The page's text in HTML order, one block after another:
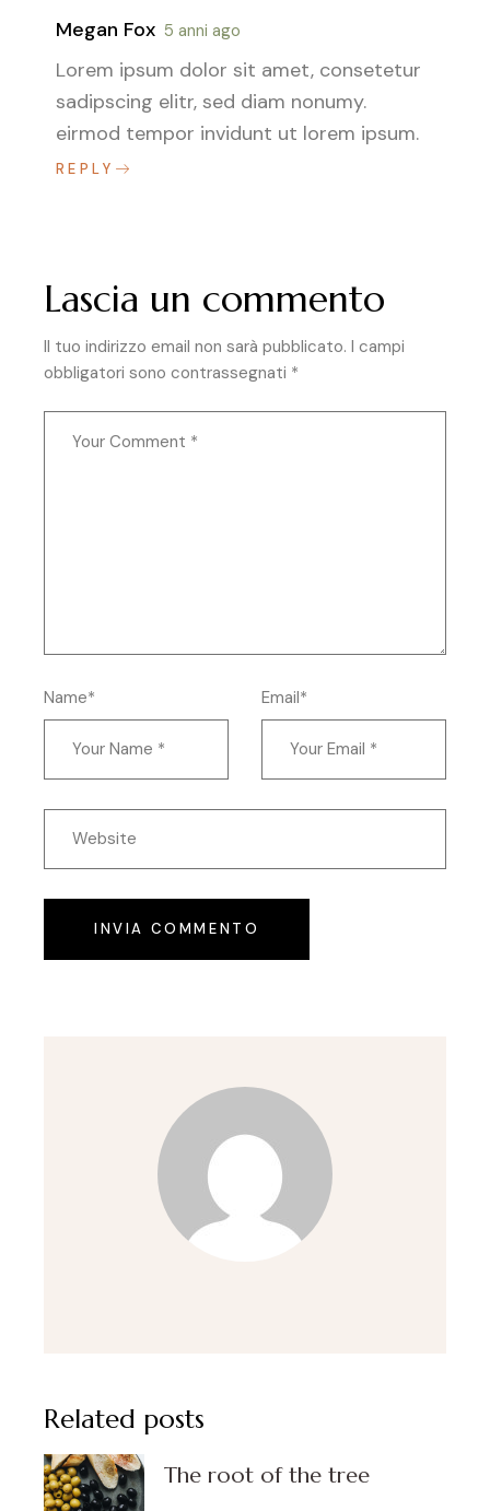
Megan Fox 5 anni ago
Lorem ipsum dolor sit amet, consetetur
sadipscing elitr, sed diam nonumy.
eirmod tempor invidunt ut lorem ipsum.
REPLY
Lascia un commento
Il tuo indirizzo email non sarà pubblicato. I campi
obbligatori sono contrassegnati *
Name* Email*
INVIA COMMENTO
Related posts
The root of the tree